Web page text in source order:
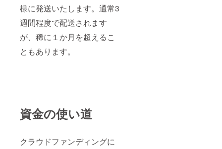
様に発送いたします。通常3
週間程度で配送されます
が、稀に１か月を超えるこ
ともあります。
資金の使い道
クラウドファンディングに